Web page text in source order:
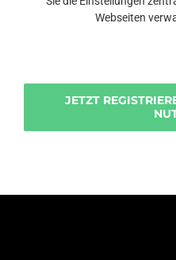
Webseiten
JETZT